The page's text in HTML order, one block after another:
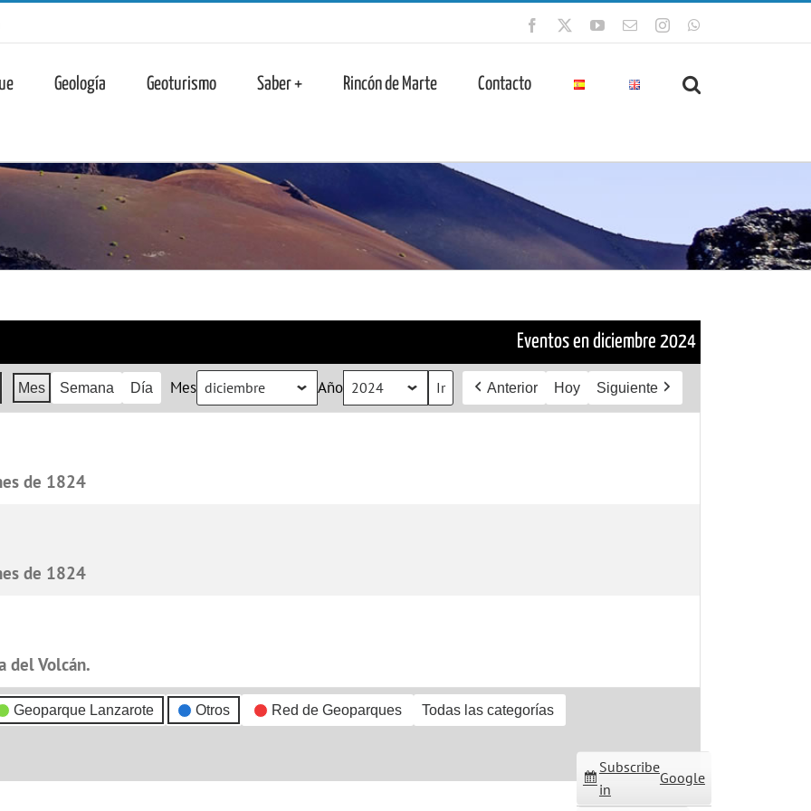
Facebook YouTube
CorreoInstagram
Geología Geoturismo Saber + Rincón de Marte Contacto
Eventos en diciembre 2024
Mes Semana Día Mes Año Anterior Hoy Siguiente
de 1824
de 1824
del Volcán.
Geoparque Lanzarote Otros Red de Geoparques Todas las categorías
Subscribe
in
Google